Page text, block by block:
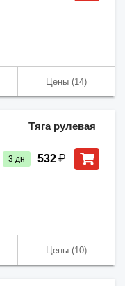
Цены (14)
Тяга рулевая
3 дн 532₽
Цены (10)